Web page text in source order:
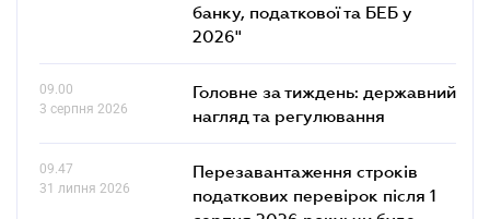
банку, податкової та БЕБ у
2026"
09.00
3 серпня 2026
Головне за тиждень: державний
нагляд та регулювання
09.47
31 липня 2026
Перезавантаження строків
податкових перевірок після 1